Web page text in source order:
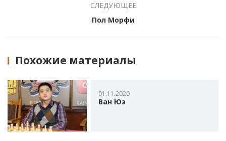
СЛЕДУЮЩЕЕ
Пол Морфи
Похожие материалы
01.11.2020
Ван Юэ